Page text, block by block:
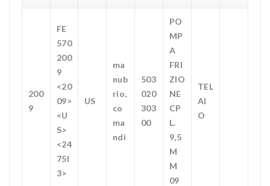
200
9
FE
570
200
9
<20
09>
<U
S>
<24
75I
3>
US
ma
nub
rio,
co
ma
ndi
503
020
303
00
PO
MP
A
FRI
ZIO
NE
CP
L.
9,5
M
M
09
TEL
AI
O